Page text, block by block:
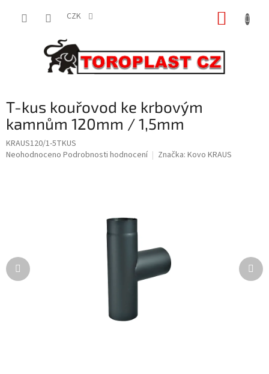
CZK
T-kus kouřovod ke krbovým
kamnům 120mm / 1,5mm
KRAUS120/1-5TKUS
Průměrné
Neohodnoceno Podrobnosti hodnocení Značka: Kovo KRAUS